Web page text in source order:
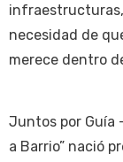
necesidad de
merece dentro
Juntos por Guía
a Barrio” nació